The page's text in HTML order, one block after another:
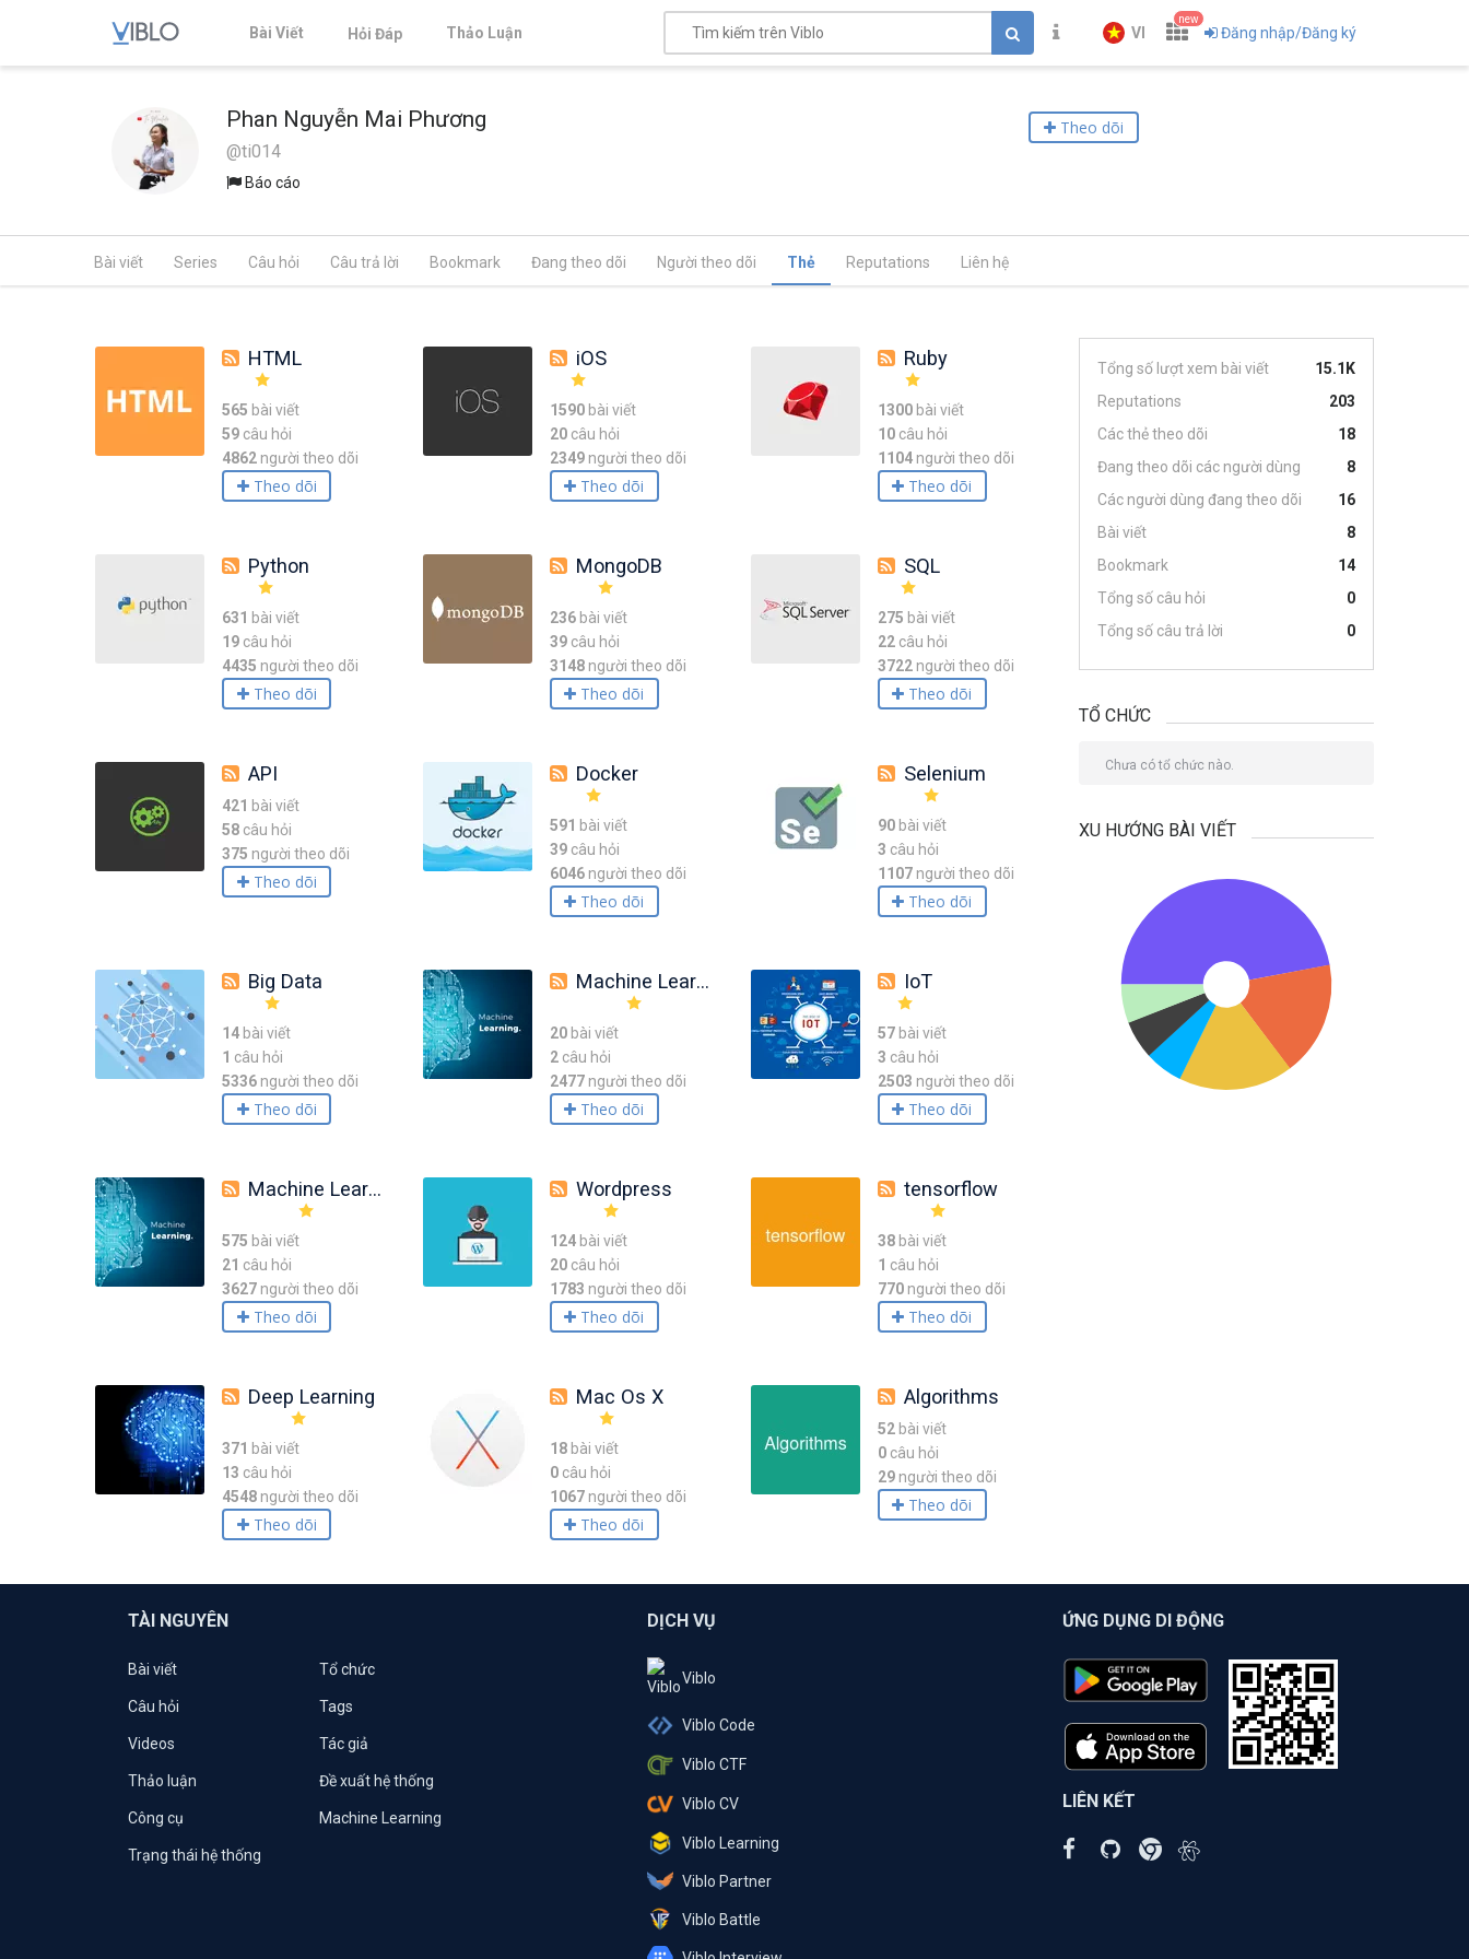
Bài Viết Hỏi Đáp Thảo Luận VI
new
Đăng nhập/Đăng ký
Phan Nguyễn Mai Phương
@ti014
Báo cáo
Theo dõi
Bài viết Series Câu hỏi Câu trả lời Bookmark Đang theo dõi Người theo dõi Thẻ Reputations Liên hệ
HTML
565 bài viết
59 câu hỏi
4862 người theo dõi
Theo dõi
iOS
1590bài viết
20câu hỏi
2349 người theo dõi
Theo dõi
Ruby
1300bài viết
10câu hỏi
1104 người theo dõi
Theo dõi
Python
631 bài viết
19 câu hỏi
4435 người theo dõi
Theo dõi
MongoDB
236bài viết
39câu hỏi
3148 người theo dõi
Theo dõi
SQL
275 bài viết
22câu hỏi
3722 người theo dõi
Theo dõi
API
421 bài viết
58 câu hỏi
375 người theo dõi
Theo dõi
Docker
591 bài viết
39câu hỏi
6046 người theo dõi
Theo dõi
Selenium
90bài viết
3 câu hỏi
1107 người theo dõi
Theo dõi
Big Data
14 bài viết
1 câu hỏi
5336 người theo dõi
Theo dõi
Machine Learning
20bài viết
2câu hỏi
2477 người theo dõi
Theo dõi
IoT
57bài viết
3 câu hỏi
2503 người theo dõi
Theo dõi
Machine Learning
575 bài viết
21 câu hỏi
3627 người theo dõi
Theo dõi
Wordpress
124bài viết
20câu hỏi
1783 người theo dõi
Theo dõi
tensorflow
38bài viết
1 câu hỏi
770 người theo dõi
Theo dõi
Deep Learning
371 bài viết
13 câu hỏi
4548 người theo dõi
Theo dõi
Mac Os X
18bài viết
0câu hỏi
1067 người theo dõi
Theo dõi
Algorithms
52bài viết
0câu hỏi
29 người theo dõi
Theo dõi
Tổng số lượt xem bài viết
15.1K
Reputations
203
Các thẻ theo dõi
18
Đang theo dõi các người dùng
8
Các người dùng đang theo dõi
16
Bài viết
8
Bookmark
14
Tổng số câu hỏi
0
Tổng số câu trả lời
0
TỔ CHỨC
Chưa có tổ chức nào.
XU HƯỚNG BÀI VIẾT
TÀI NGUYÊN
Bài viết Tổ chức
Câu hỏi Tags
Videos Tác giả
Thảo luận Đề xuất hệ thống
Công cụ Machine Learning
Trạng thái hệ thống
DỊCH VỤ
Viblo
Viblo Code
Viblo CTF
Viblo CV
Viblo Learning
Viblo Partner
Viblo Battle
ỨNG DỤNG DI ĐỘNG
LIÊN KẾT